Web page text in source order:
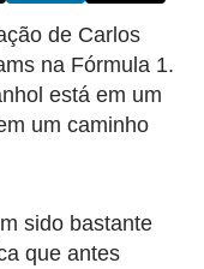
de Carlos
na Fórmula 1.
está em um
um caminho
sido bastante
que antes